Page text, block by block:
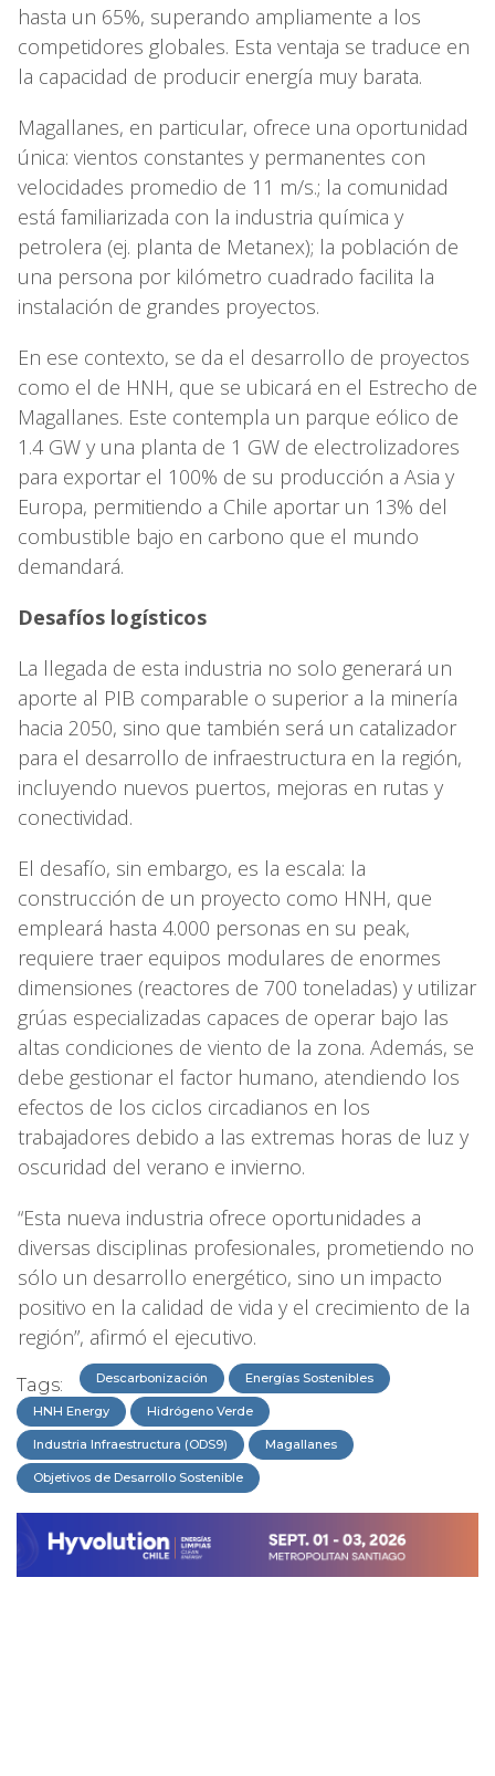
hasta un 65%, superando ampliamente a los
competidores globales. Esta ventaja se traduce en
la capacidad de producir energía muy barata.
Magallanes, en particular, ofrece una oportunidad
única: vientos constantes y permanentes con
velocidades promedio de 11 m/s.; la comunidad
está familiarizada con la industria química y
petrolera (ej. planta de Metanex); la población de
una persona por kilómetro cuadrado facilita la
instalación de grandes proyectos.
En ese contexto, se da el desarrollo de proyectos
como el de HNH, que se ubicará en el Estrecho de
Magallanes. Este contempla un parque eólico de
1.4 GW y una planta de 1 GW de electrolizadores
para exportar el 100% de su producción a Asia y
Europa, permitiendo a Chile aportar un 13% del
combustible bajo en carbono que el mundo
demandará.
Desafíos logísticos
La llegada de esta industria no solo generará un
aporte al PIB comparable o superior a la minería
hacia 2050, sino que también será un catalizador
para el desarrollo de infraestructura en la región,
incluyendo nuevos puertos, mejoras en rutas y
conectividad.
El desafío, sin embargo, es la escala: la
construcción de un proyecto como HNH, que
empleará hasta 4.000 personas en su peak,
requiere traer equipos modulares de enormes
dimensiones (reactores de 700 toneladas) y utilizar
grúas especializadas capaces de operar bajo las
altas condiciones de viento de la zona. Además, se
debe gestionar el factor humano, atendiendo los
efectos de los ciclos circadianos en los
trabajadores debido a las extremas horas de luz y
oscuridad del verano e invierno.
“Esta nueva industria ofrece oportunidades a
diversas disciplinas profesionales, prometiendo no
sólo un desarrollo energético, sino un impacto
positivo en la calidad de vida y el crecimiento de la
región”, afirmó el ejecutivo.
Tags: Descarbonización Energías Sostenibles
HNH Energy Hidrógeno Verde
Industria Infraestructura (ODS9) Magallanes
Objetivos de Desarrollo Sostenible